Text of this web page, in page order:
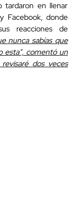
tardaron en llenar
Facebook, donde
reacciones de
nunca sabías que
esta", comentó un
dos veces